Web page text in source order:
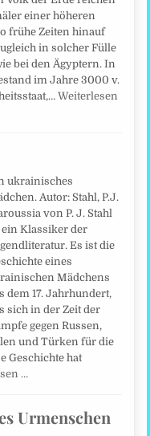
einer höheren
frühe Zeiten hinauf
in solcher Fülle
bei den Ägyptern. In
im Jahre 3000 v.
Weiterlesen
ukrainisches
Autor: Stahl, P.J.
von P. J. Stahl
ein Klassiker der
Es ist die
eines
Mädchens
dem 17. Jahrhundert,
sich in der Zeit der
gegen Russen,
und Türken für die
Geschichte hat
…
Urmenschen